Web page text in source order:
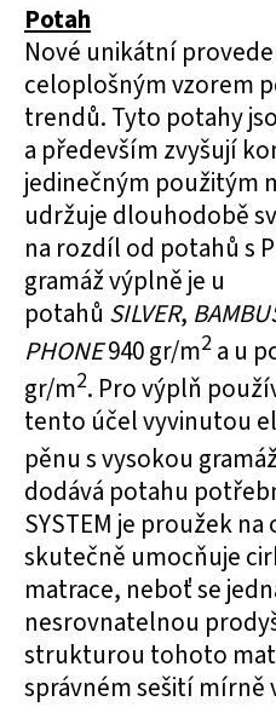
Potah
Nové unikátní
celoplošným vzorem
trendů. Tyto potahy
a především zvyšují
jedinečným použitým
udržuje dlouhodobě
na rozdíl od potahů s
gramáž výplně je u
potahů SILVER,
PHONE940 gr/m2 a u
gr/m2. Pro výplň
tento účel vyvinutou
pěnu s vysokou
dodává potahu
SYSTEM je proužek
skutečně umocňuje
matrace, neboť se
nesrovnatelnou
strukturou tohoto
správném sešití mírně